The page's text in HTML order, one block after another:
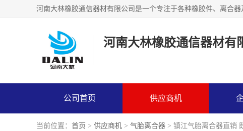
河南大林橡胶通信器材有
公司首页 供应商机
当前位置： 首页 > 供应商机 > 气胎离合器 > 镇江气胎离合器直销